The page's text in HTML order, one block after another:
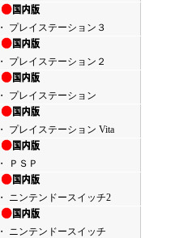
・ プレイステーション３
・ プレイステーション２
・ プレイステーション
・ プレイステーション Vita
・ ＰＳＰ
・ ニンテンドースイッチ2
・ ニンテンドースイッチ